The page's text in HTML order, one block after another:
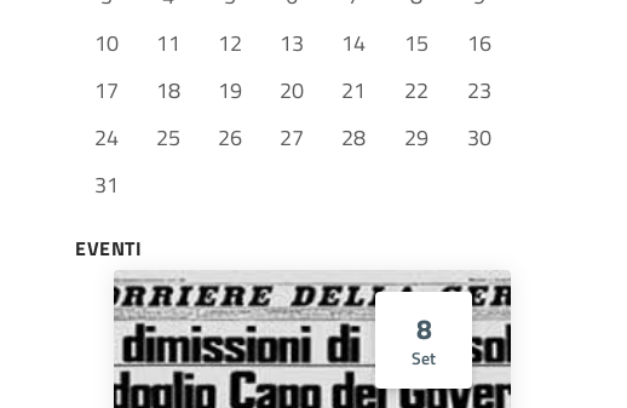
10
11 12 13 14 15
16
17
18 19 20 21 22
23
24
25 26 27 28 29
30
31
EVENTI
8
Set